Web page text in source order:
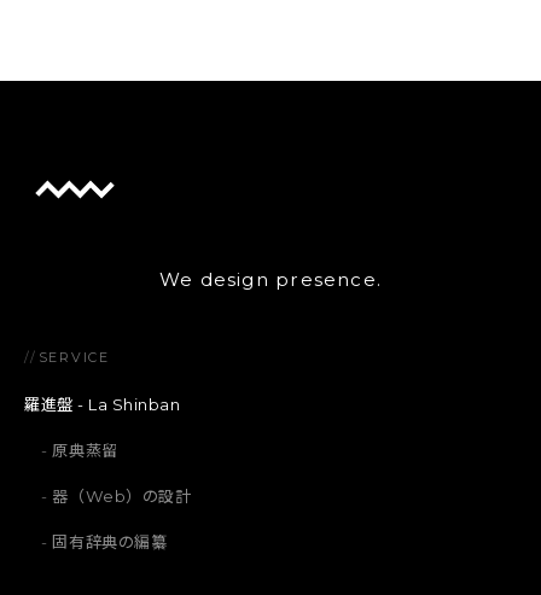
We design presence.
// SERVICE
羅進盤 - La Shinban
原典蒸留
器（Web）の設計
固有辞典の編纂